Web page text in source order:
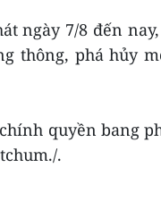
ngày 7/8 đến
thông, phá hủy
quyền bang
.